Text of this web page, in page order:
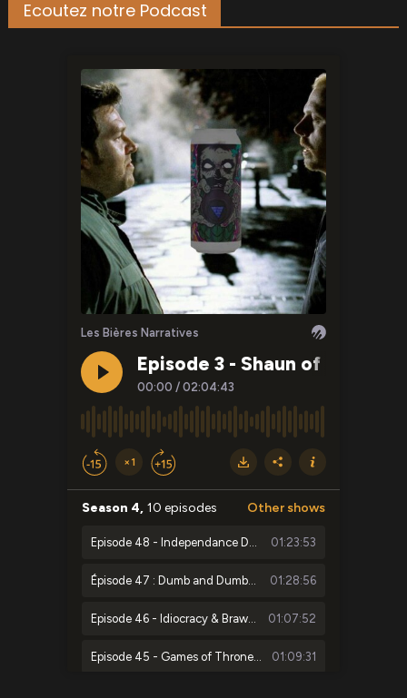
Ecoutez notre Podcast